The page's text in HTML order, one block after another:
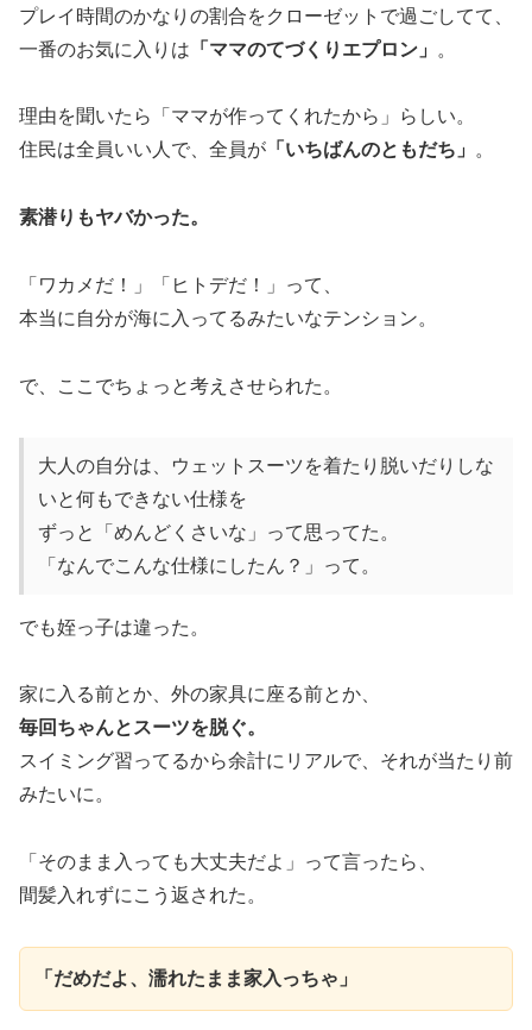
プレイ時間のかなりの割合をクローゼットで過ごしてて、
一番のお気に入りは 「ママのてづくりエプロン」 。
理由を聞いたら「ママが作ってくれたから」らしい。
住民は全員いい人で、全員が 「いちばんのともだち」 。
素潜りもヤバかった。
「ワカメだ！」「ヒトデだ！」って、
本当に自分が海に入ってるみたいなテンション。
で、ここでちょっと考えさせられた。
大人の自分は、ウェットスーツを着たり脱いだりしな
いと何もできない仕様を
ずっと「めんどくさいな」って思ってた。
「なんでこんな仕様にしたん？」って。
でも姪っ子は違った。
家に入る前とか、外の家具に座る前とか、
毎回ちゃんとスーツを脱ぐ。
スイミング習ってるから余計にリアルで、それが当たり前
みたいに。
「そのまま入っても大丈夫だよ」って言ったら、
間髪入れずにこう返された。
「だめだよ、濡れたまま家入っちゃ」